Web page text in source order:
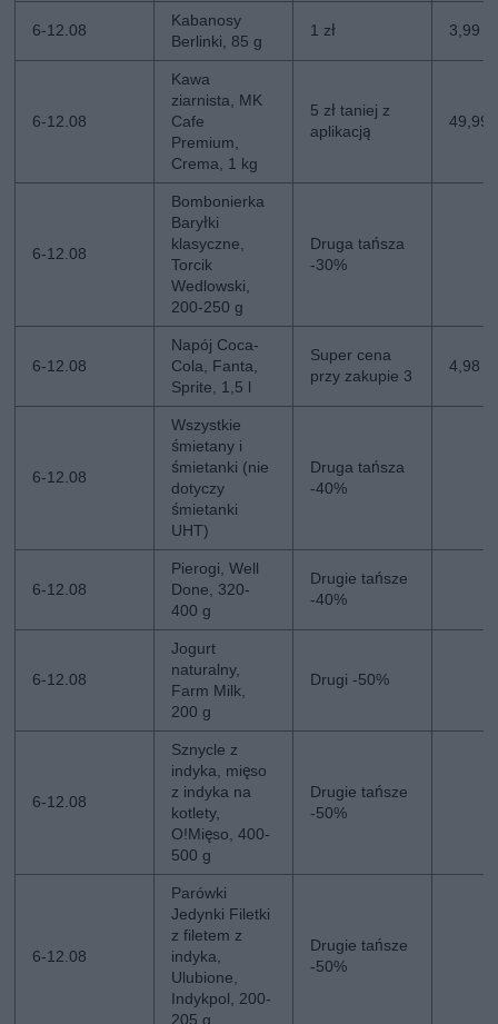
6-12.08
Kabanosy
Berlinki, 85 g
1 zł 3,99
6-12.08
Kawa
ziarnista, MK
Cafe
Premium,
Crema, 1 kg
5 zł taniej z
aplikacją
49,99
6-12.08
Bombonierka
Baryłki
klasyczne,
Torcik
Wedlowski,
200-250 g
Druga tańsza
-30%
6-12.08
Napój Coca-
Cola, Fanta,
Sprite, 1,5 l
Super cena
przy zakupie 3
4,98
6-12.08
Wszystkie
śmietany i
śmietanki (nie
dotyczy
śmietanki
UHT)
Druga tańsza
-40%
6-12.08
Pierogi, Well
Done, 320-
400 g
Drugie tańsze
-40%
6-12.08
Jogurt
naturalny,
Farm Milk,
200 g
Drugi -50%
6-12.08
Sznycle z
indyka, mięso
z indyka na
kotlety,
O!Mięso, 400-
500 g
Drugie tańsze
-50%
6-12.08
Parówki
Jedynki Filetki
z filetem z
indyka,
Ulubione,
Indykpol, 200-
205 g
Drugie tańsze
-50%